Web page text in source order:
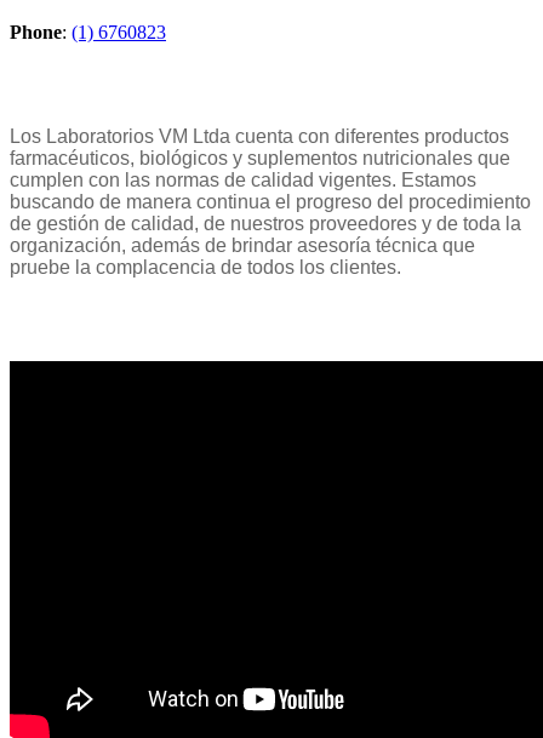
Phone: (1) 6760823
Los Laboratorios VM Ltda cuenta con diferentes productos
farmacéuticos, biológicos y suplementos nutricionales que
cumplen con las normas de calidad vigentes. Estamos
buscando de manera continua el progreso del procedimiento
de gestión de calidad, de nuestros proveedores y de toda la
organización, además de brindar asesoría técnica que
pruebe la complacencia de todos los clientes.